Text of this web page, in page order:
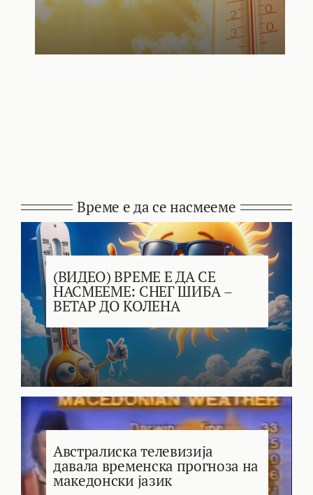
Време е да се насмееме
(ВИДЕО) ВРЕМЕ Е ДА СЕ
НАСМЕЕМЕ: СНЕГ ШИБА –
ВЕТАР ДО КОЛЕНА
Австралиска телевизија
давала временска прогноза на
македонски јазик